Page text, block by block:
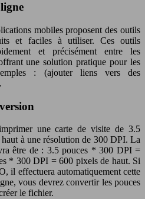
mobiles proposent des outils
et faciles à utiliser. Ces outils
et précisément entre les
une solution pratique pour les
: (ajouter liens vers des
une carte de visite de 3.5
haut à une résolution de 300 DPI. La
être de : 3.5 pouces * 300 DPI =
* 300 DPI = 600 pixels de haut. Si
il effectuera automatiquement cette
vous devrez convertir les pouces
le fichier.